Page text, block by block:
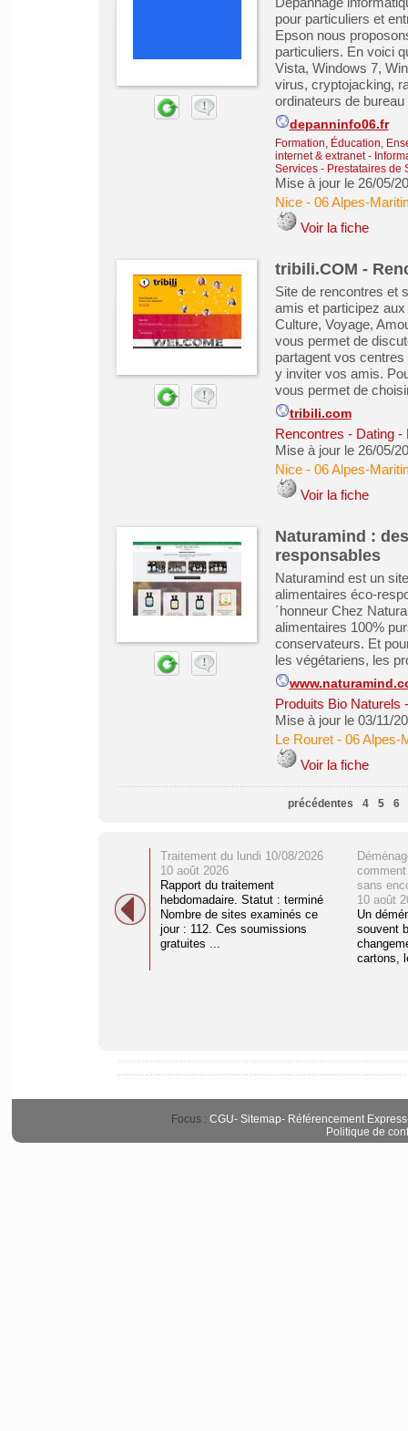
pour particuliers et
Epson nous
particuliers. En voici
Vista, Windows 7,
virus, cryptojacking,
ordinateurs de
depanninfo06.fr
Formation, Éducation,
internet & extranet-
Services - Prestataires de
Mise à jour le 26/05/
Nice- 06 Alpes-
Voir la fiche
tribili.COM -
Site de rencontres et
amis et participez
Culture, Voyage,
vous permet de
partagent vos
y inviter vos amis.
vous permet de
tribili.com
Rencontres - Dating -
Mise à jour le 26/05/
Nice- 06 Alpes-
Voir la fiche
Naturamind :
responsables
Naturamind est un
alimentaires éco-
´honneur Chez
alimentaires 100%
conservateurs. Et
les végétariens, les
Produits Bio Naturels
Mise à jour le 03/11/
Le Rouret- 06 Alpes-
Voir la fiche
précédentes 4 5 6
Traitement du lundi 10/08/2026
10 août 2026
Rapport du traitement
hebdomadaire. Statut : terminé
Nombre de sites examinés ce
jour : 112. Ces soumissions
gratuites ...
sans
10 août
Un
souvent
cartons,
Focus : CGU- Sitemap- Référencement Express
Politique de